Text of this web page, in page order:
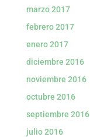
marzo 2017
febrero 2017
enero 2017
diciembre 2016
noviembre 2016
octubre 2016
septiembre 2016
julio 2016